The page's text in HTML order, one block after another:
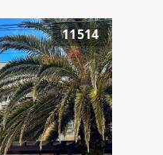
11514